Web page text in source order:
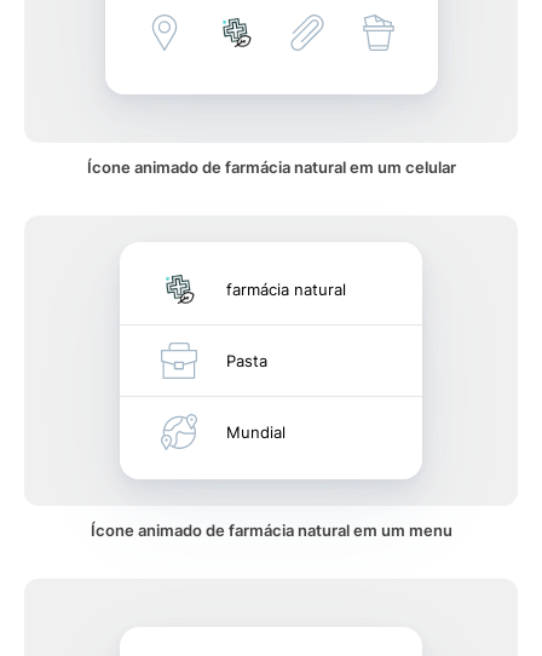
Ícone animado de farmácia natural em um celular
farmácia natural
Pasta
Mundial
Ícone animado de farmácia natural em um menu